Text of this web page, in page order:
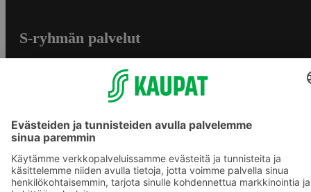
S-ryhmän palvelut
S-ostoslista -sovellus
Prisma.fi
Sokos.fi
S-Pankki
Yhteishyvä